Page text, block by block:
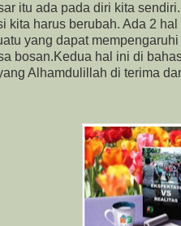
itu ada pada diri kita
kita harus berubah. Ada 2
yang dapat
bosan.Kedua hal ini di
Alhamdulillah di terima